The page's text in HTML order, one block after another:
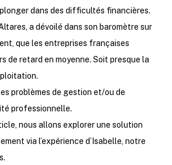
dans des difficultés financières.
a dévoilé dans son baromètre sur
que les entreprises françaises
de retard en moyenne. Soit presque la
problèmes de gestion et/ou de
professionnelle.
nous allons explorer une solution
via l’expérience d’Isabelle, notre